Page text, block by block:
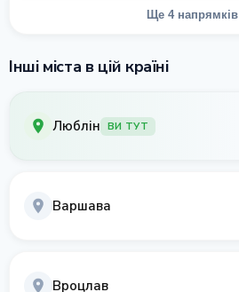
Ще 4 напрямків
Інші міста в цій країні
Люблін ВИ ТУТ
Варшава
Вроцлав